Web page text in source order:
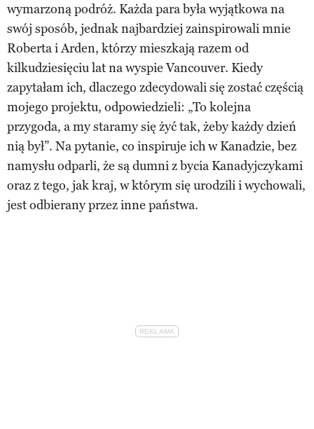
wymarzoną podróż. Każda para była wyjątkowa na
swój sposób, jednak najbardziej zainspirowali mnie
Roberta i Arden, którzy mieszkają razem od
kilkudziesięciu lat na wyspie Vancouver. Kiedy
zapytałam ich, dlaczego zdecydowali się zostać częścią
mojego projektu, odpowiedzieli: „To kolejna
przygoda, a my staramy się żyć tak, żeby każdy dzień
nią był”. Na pytanie, co inspiruje ich w Kanadzie, bez
namysłu odparli, że są dumni z bycia Kanadyjczykami
oraz z tego, jak kraj, w którym się urodzili i wychowali,
jest odbierany przez inne państwa.